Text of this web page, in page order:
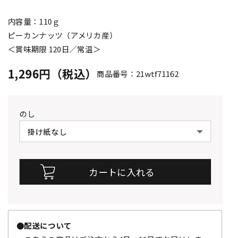
内容量：110ｇ
ピーカンナッツ（アメリカ産）
＜賞味期限 120日／常温＞
1,296円（税込） 商品番号：21wtf71162
のし
●配送について